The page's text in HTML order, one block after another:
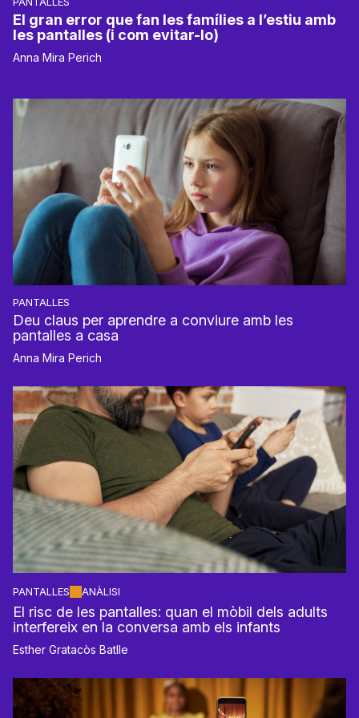
El gran error que fan les famílies a l’estiu amb
les pantalles (i com evitar-lo)
Anna Mira Perich
PANTALLES
Deu claus per aprendre a conviure amb les
pantalles a casa
Anna Mira Perich
PANTALLES ANÀLISI
El risc de les pantalles: quan el mòbil dels adults
interfereix en la conversa amb els infants
Esther Gratacòs Batlle